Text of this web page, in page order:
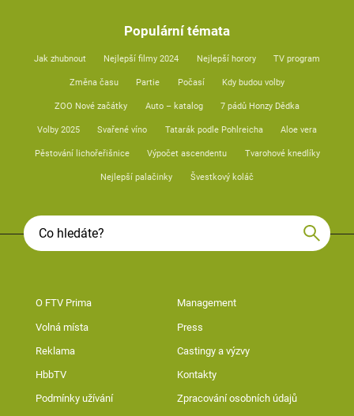
Populární témata
Jak zhubnout Nejlepší filmy 2024 Nejlepší horory TV program
Změna času Partie Počasí Kdy budou volby
ZOO Nové začátky Auto – katalog 7 pádů Honzy Dědka
Volby 2025 Svařené víno Tatarák podle Pohlreicha Aloe vera
Pěstování lichořeřišnice Výpočet ascendentu Tvarohové knedlíky
Nejlepší palačinky Švestkový koláč
O FTV Prima Management
Volná místa Press
Reklama Castingy a výzvy
HbbTV Kontakty
Podmínky užívání Zpracování osobních údajů